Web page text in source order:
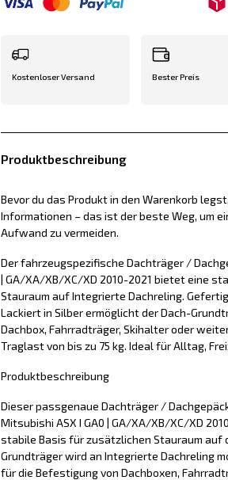
Kostenloser Versand Bester Preis
Produktbeschreibung
Bevor du das Produkt in den Warenkorb
Informationen – das ist der beste Weg, um
Aufwand zu vermeiden.
Der fahrzeugspezifische Dachträger /
| GA/XA/XB/XC/XD 2010-2021 bietet eine
Stauraum auf Integrierte Dachreling.
Lackiert in Silber ermöglicht der Dach-
Dachbox, Fahrradträger, Skihalter oder
Traglast von bis zu 75 kg. Ideal für Alltag,
Produktbeschreibung
Dieser passgenaue Dachträger /
Mitsubishi ASX I GA0 | GA/XA/XB/XC/XD
stabile Basis für zusätzlichen Stauraum auf
Grundträger wird an Integrierte Dachreling
für die Befestigung von Dachboxen,